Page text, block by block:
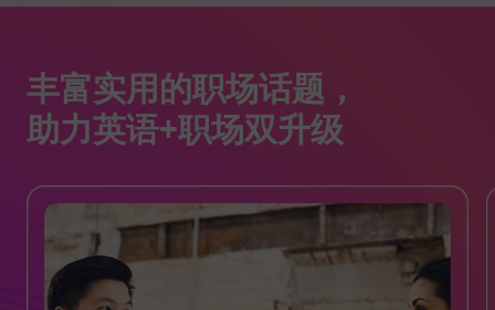
丰富实用的职场话题，
助力英语+职场双升级